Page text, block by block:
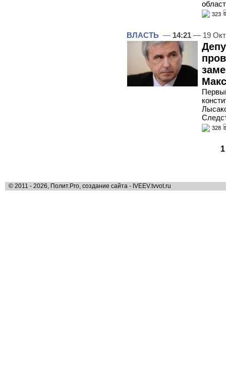
323
ВЛАСТЬ — 14:21 — 19
328
1
© 2011 - 2026, Полит.Pro, создание сайта - IVEEV.tvvot.ru